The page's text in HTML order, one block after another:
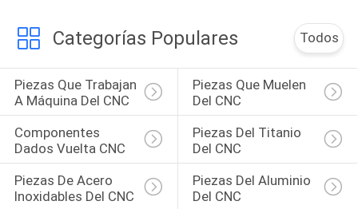
Categorías Populares Todos
Piezas Que Trabajan
A Máquina Del CNC
Piezas Que Muelen
Del CNC
Componentes
Dados Vuelta CNC
Piezas Del Titanio
Del CNC
Piezas De Acero
Inoxidables Del CNC
Piezas Del Aluminio
Del CNC